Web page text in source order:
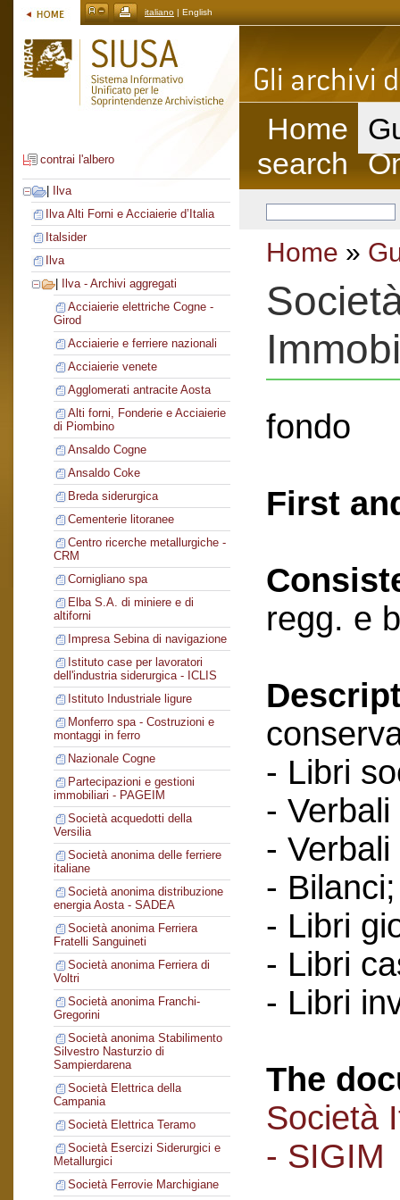
italiano | English
contrai l'albero
Ilva
Ilva Alti Forni e Acciaierie d’Italia
Italsider
Ilva
Ilva - Archivi aggregati
Acciaierie elettriche Cogne -
Girod
Acciaierie e ferriere nazionali
Acciaierie venete
Agglomerati antracite Aosta
Alti forni, Fonderie e Acciaierie
di Piombino
Ansaldo Cogne
Ansaldo Coke
Breda siderurgica
Cementerie litoranee
Centro ricerche metallurgiche -
CRM
Cornigliano spa
Elba S.A. di miniere e di
altiforni
Impresa Sebina di navigazione
Istituto case per lavoratori
dell'industria siderurgica - ICLIS
Istituto Industriale ligure
Monferro spa - Costruzioni e
montaggi in ferro
Nazionale Cogne
Partecipazioni e gestioni
immobiliari - PAGEIM
Società acquedotti della
Versilia
Società anonima delle ferriere
italiane
Società anonima distribuzione
energia Aosta - SADEA
Società anonima Ferriera
Fratelli Sanguineti
Società anonima Ferriera di
Voltri
Società anonima Franchi-
Gregorini
Società anonima Stabilimento
Silvestro Nasturzio di
Sampierdarena
Società Elettrica della
Campania
Società Elettrica Teramo
Società Esercizi Siderurgici e
Metallurgici
Società Ferrovie Marchigiane
Home
search
Home »
fondo
First
regg. e
- Libri
-
-
- Bilanci;
- Libri
- Libri
- Libri
The
Società
- SIGIM